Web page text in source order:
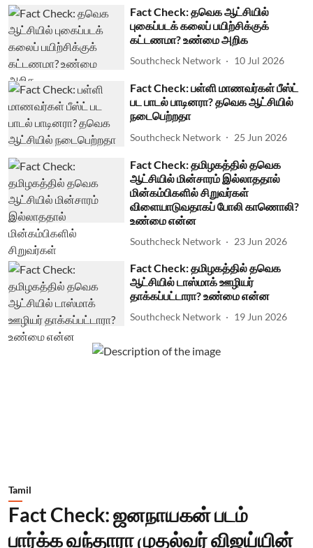
Fact Check: தவெக ஆட்சியில்
புகைப்படக் கலைப் பயிற்சிக்குக்
கட்டணமா? உண்மை அறிக
Southcheck Network 10 Jul 2026
Fact Check: பள்ளி மாணவர்கள் பீஸ்ட்
பட பாடல் பாடினரா? தவெக ஆட்சியில்
நடைபெற்றதா
Southcheck Network 25 Jun 2026
Fact Check: தமிழகத்தில் தவெக
ஆட்சியில் மின்சாரம் இல்லாததால்
மின்கம்பிகளில் சிறுவர்கள்
விளையாடுவதாகப் போலி காணொலி?
உண்மை என்ன
Southcheck Network 23 Jun 2026
Fact Check: தமிழகத்தில் தவெக
ஆட்சியில் டாஸ்மாக் ஊழியர்
தாக்கப்பட்டாரா? உண்மை என்ன
Southcheck Network 19 Jun 2026
Tamil
Fact Check: ஜனநாயகன் படம்
பார்க்க வந்தாரா முதல்வர் விஜய்யின்